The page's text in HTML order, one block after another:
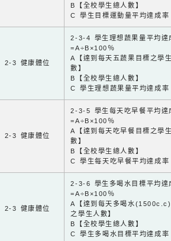
B【全校學生總人數】
C 學生目標運動量平均達成率
2-3 健康體位
2-3-4 學生理想蔬果量平均達
=A÷B×100％
A【達到每天五蔬果目標之學
數】
B【全校學生總人數】
C 學生理想蔬果量平均達成率
2-3 健康體位
2-3-5 學生每天吃早餐平均達
=A÷B×100％
A【達到每天吃早餐目標之學
數】
B【全校學生總人數】
C 學生每天吃早餐平均達成率
2-3 健康體位
2-3-6 學生多喝水目標平均達
=A÷B×100％
A【達到每天多喝水
之學生人數】
B【全校學生總人數】
C 學生多喝水目標平均達成率